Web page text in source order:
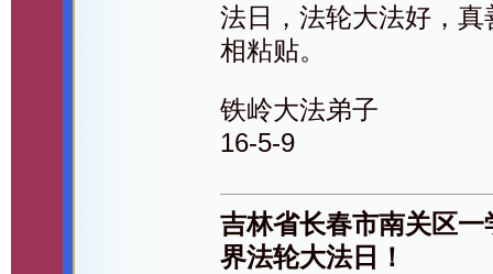
法日，法轮大法好，
相粘贴。
铁岭大法弟子
16-5-9
吉林省长春市南关区
界法轮大法日！